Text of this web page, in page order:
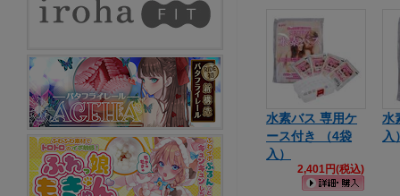
水素バス 専用ケ
ース付き （4袋
入）
2,401円(税込)
水
入